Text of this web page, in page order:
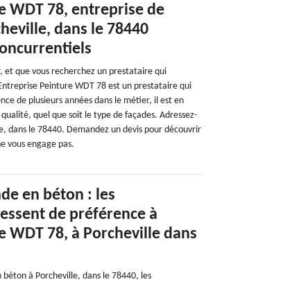
WDT 78, entreprise de
dans le 78440
et que vous recherchez un prestataire qui
Peinture WDT 78 est un prestataire qui
de plusieurs années dans le métier, il est en
quel que soit le type de façades. Adressez-
dans le 78440. Demandez un devis pour découvrir
vous engage pas.
en béton : les
de préférence à
WDT 78, à Porcheville dans
à Porcheville, dans le 78440, les